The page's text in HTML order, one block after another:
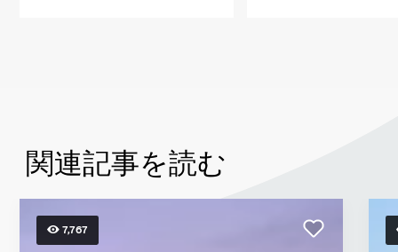
関連記事を読む
7,767